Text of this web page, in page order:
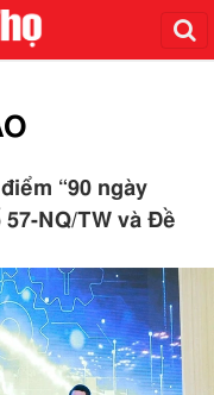
“90 ngày
NQ/TW và Đề